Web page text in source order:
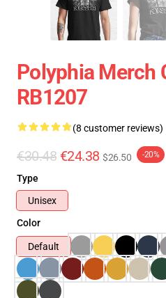
Polyphia Merch
RB1207
(8 customer reviews)
€30.48 €24.38 $26.50 -20%
Type
Unisex
Color
Default